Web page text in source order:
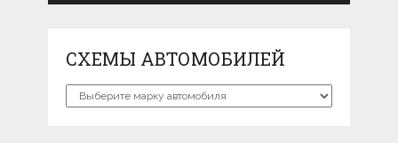
СХЕМЫ АВТОМОБИЛЕЙ
Схемы